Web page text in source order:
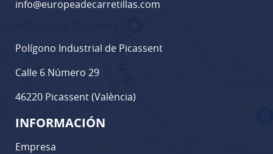
info@europeadecarretillas.com
Polígono Industrial de Picassent
Calle 6 Número 29
46220 Picassent (València)
INFORMACIÓN
Empresa